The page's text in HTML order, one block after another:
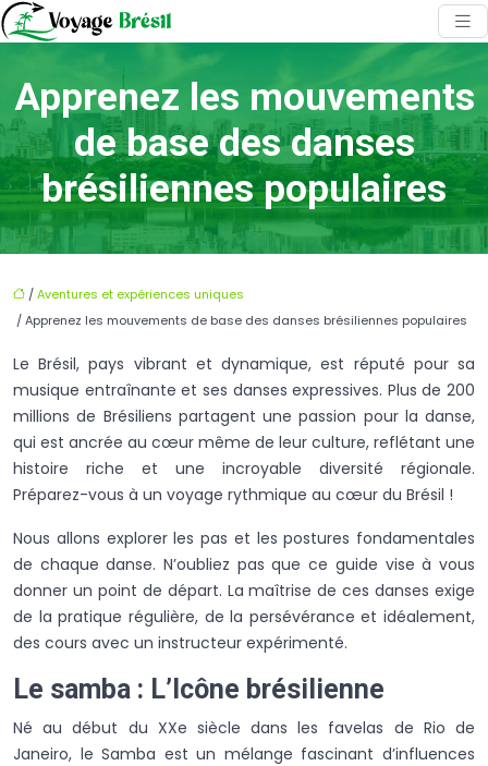
Apprenez les mouvements
de base des danses
brésiliennes populaires
/Aventures et expériences uniques
/ Apprenez les mouvements de base des danses brésiliennes populaires
Le Brésil, pays vibrant et dynamique, est réputé pour sa
musique entraînante et ses danses expressives. Plus de 200
millions de Brésiliens partagent une passion pour la danse,
qui est ancrée au cœur même de leur culture, reflétant une
histoire riche et une incroyable diversité régionale.
Préparez-vous à un voyage rythmique au cœur du Brésil !
Nous allons explorer les pas et les postures fondamentales
de chaque danse. N’oubliez pas que ce guide vise à vous
donner un point de départ. La maîtrise de ces danses exige
de la pratique régulière, de la persévérance et idéalement,
des cours avec un instructeur expérimenté.
Le samba : L’Icône brésilienne
Né au début du XXe siècle dans les favelas de Rio de
Janeiro, le Samba est un mélange fascinant d’influences